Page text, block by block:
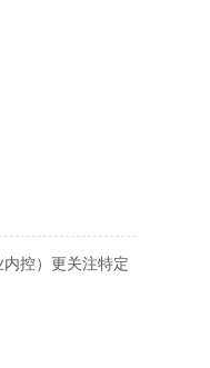
控）更关注特定